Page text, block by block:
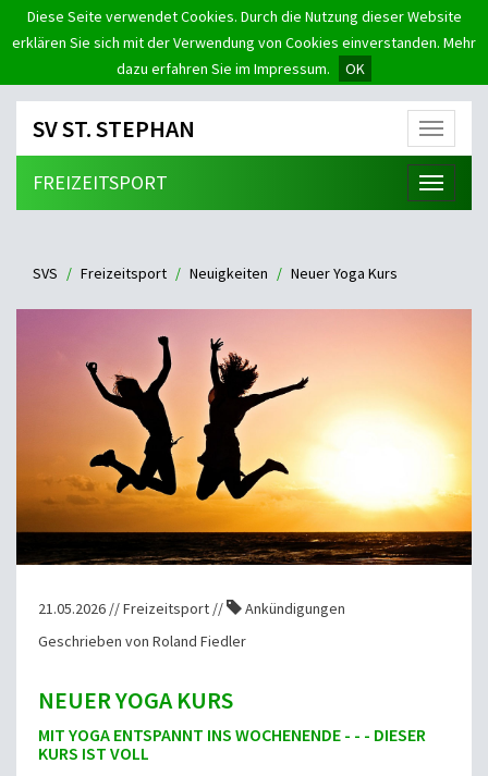
Diese Seite verwendet Cookies. Durch die Nutzung dieser Website
erklären Sie sich mit der Verwendung von Cookies einverstanden. Mehr
dazu erfahren Sie im Impressum.
OK
Menü
SV ST. STEPHAN
Menü
FREIZEITSPORT
SVS Freizeitsport Neuigkeiten Neuer Yoga Kurs
21.05.2026 // Freizeitsport //
Ankündigungen
Geschrieben von Roland Fiedler
NEUER YOGA KURS
MIT YOGA ENTSPANNT INS WOCHENENDE - - - DIESER
KURS IST VOLL